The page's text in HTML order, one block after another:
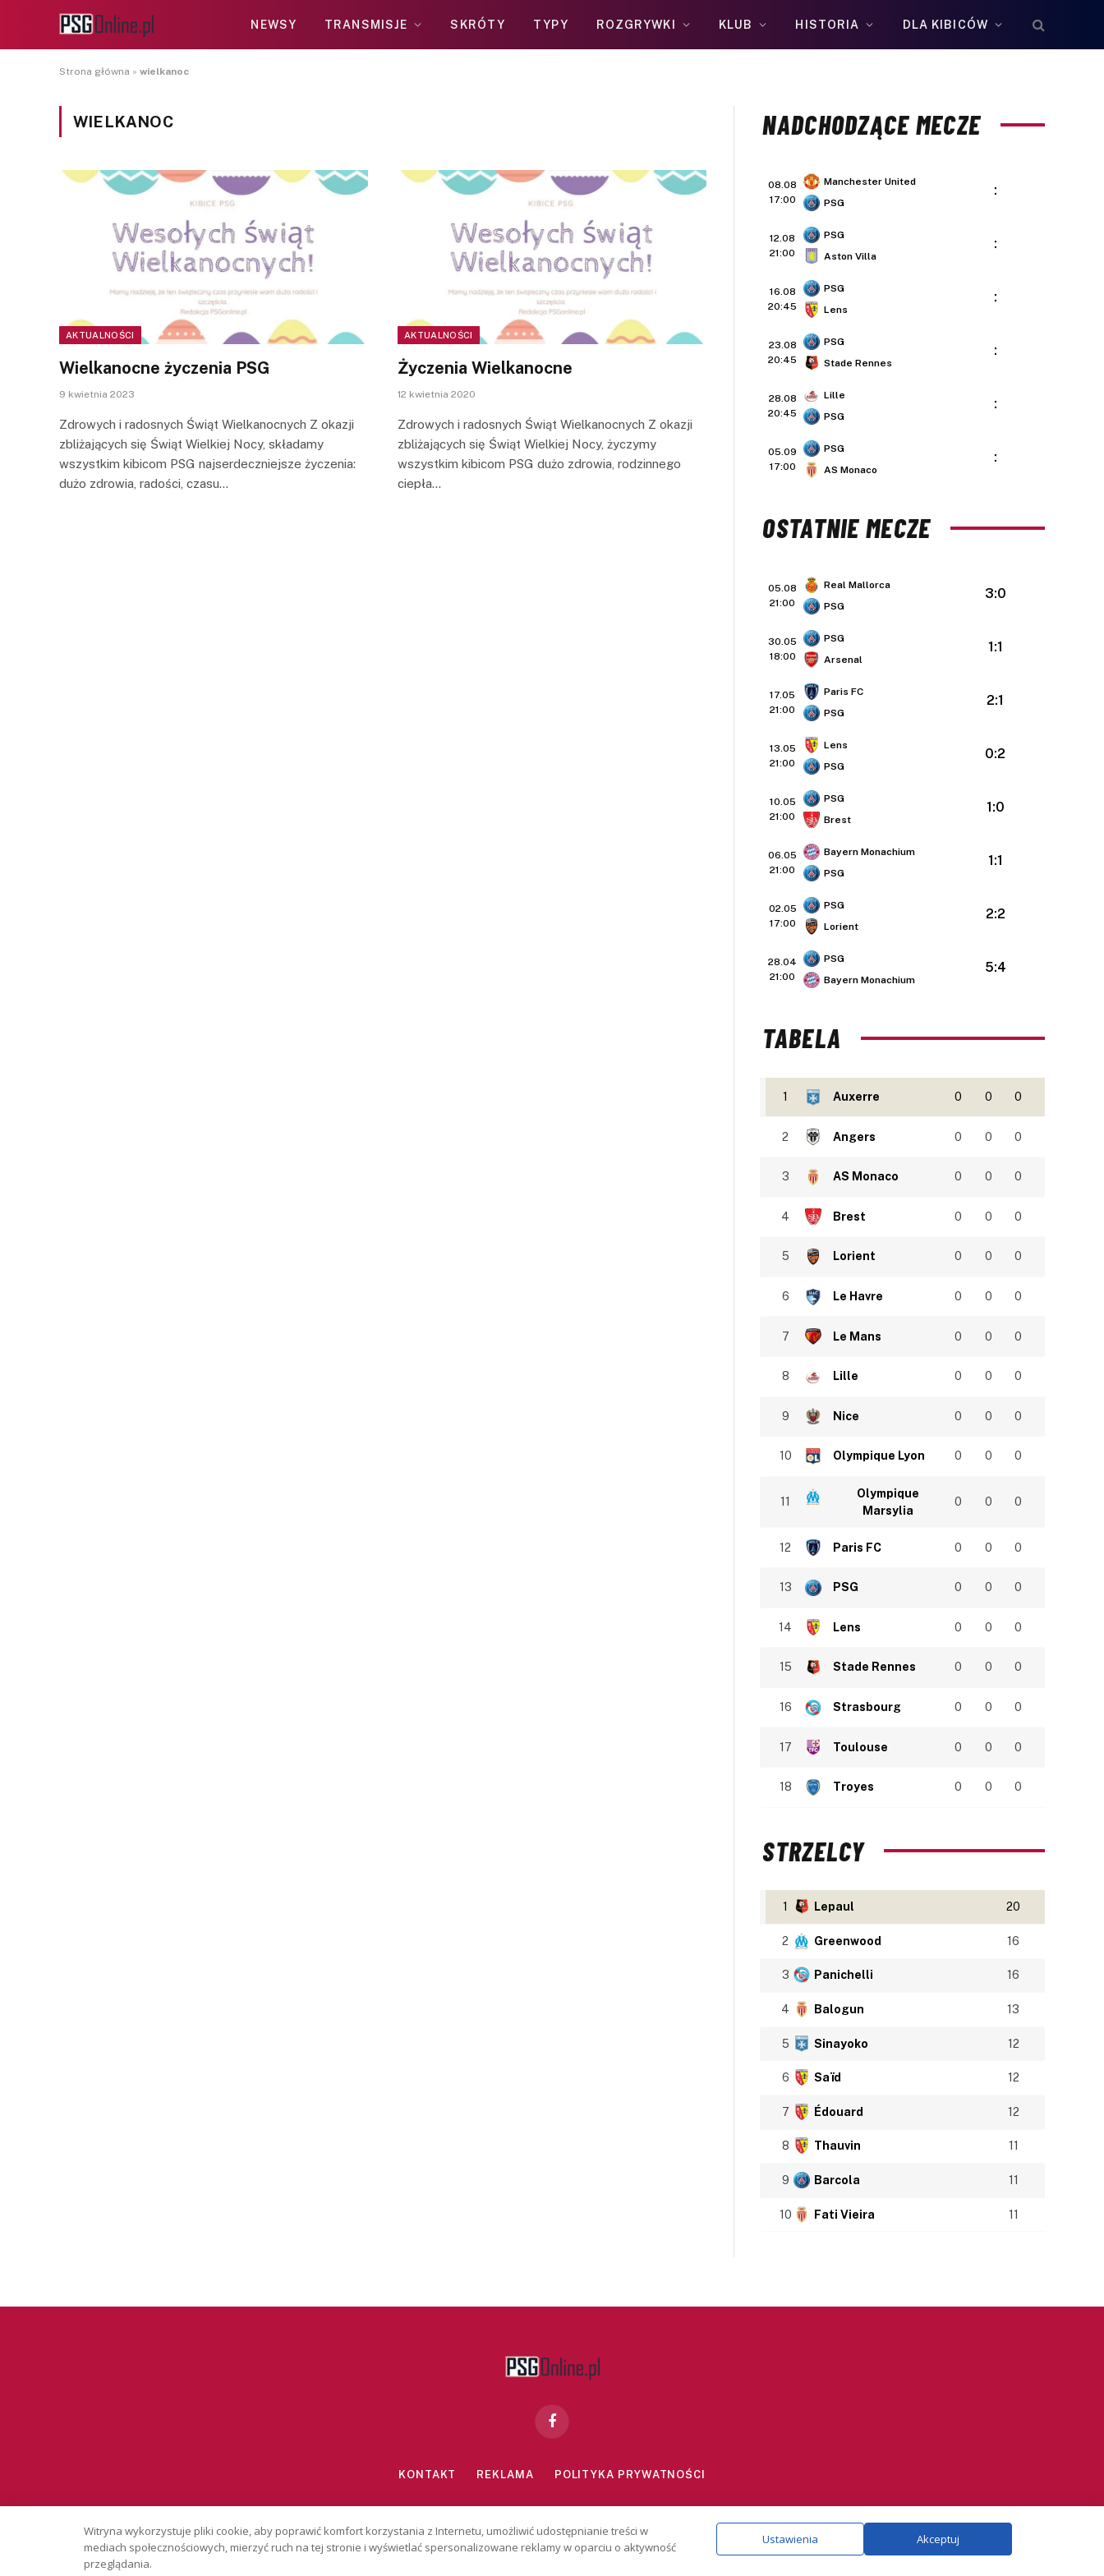
NEWSY TRANSMISJE SKRÓTY TYPY ROZGRYWKI KLUB HISTORIA DLA KIBICÓW
Strona główna » wielkanoc
WIELKANOC
AKTUALNOŚCI
Wielkanocne życzenia PSG
9 kwietnia 2023
Zdrowych i radosnych Świąt Wielkanocnych Z okazji
zbliżających się Świąt Wielkiej Nocy, składamy
wszystkim kibicom PSG najserdeczniejsze życzenia:
dużo zdrowia, radości, czasu…
AKTUALNOŚCI
Życzenia Wielkanocne
12 kwietnia 2020
Zdrowych i radosnych Świąt Wielkanocnych Z okazji
zbliżających się Świąt Wielkiej Nocy, życzymy
wszystkim kibicom PSG dużo zdrowia, rodzinnego
ciepła…
NADCHODZĄCE MECZE
08.08
17:00
Manchester United
PSG
:
12.08
21:00
PSG
Aston Villa
:
16.08
20:45
PSG
Lens
:
23.08
20:45
PSG
Stade Rennes
:
28.08
20:45
Lille
PSG
:
05.09
17:00
PSG
AS Monaco
:
OSTATNIE MECZE
05.08
21:00
Real Mallorca
PSG
3:0
30.05
18:00
PSG
Arsenal
1:1
17.05
21:00
Paris FC
PSG
2:1
13.05
21:00
Lens
PSG
0:2
10.05
21:00
PSG
Brest
1:0
06.05
21:00
Bayern Monachium
PSG
1:1
02.05
17:00
PSG
Lorient
2:2
28.04
21:00
PSG
Bayern Monachium
5:4
TABELA
1 Auxerre 0 0 0
2 Angers 0 0 0
3 AS Monaco 0 0 0
4 Brest 0 0 0
5 Lorient 0 0 0
6 Le Havre 0 0 0
7 Le Mans 0 0 0
8 Lille 0 0 0
9 Nice 0 0 0
10 Olympique Lyon 0 0 0
11
Olympique
Marsylia
0 0 0
12 Paris FC 0 0 0
13 PSG 0 0 0
14 Lens 0 0 0
15 Stade Rennes 0 0 0
16 Strasbourg 0 0 0
17 Toulouse 0 0 0
18 Troyes 0 0 0
STRZELCY
1 Lepaul 20
2 Greenwood 16
3 Panichelli 16
4 Balogun 13
5 Sinayoko 12
6 Saïd 12
7 Édouard 12
8 Thauvin 11
9 Barcola 11
10 Fati Vieira 11
Facebook
KONTAKT REKLAMA POLITYKA PRYWATNOŚCI
Copyright © 2026 PSGonline.pl
Witryna wykorzystuje pliki cookie, aby poprawić komfort korzystania z Internetu, umożliwić udostępnianie treści w
mediach społecznościowych, mierzyć ruch na tej stronie i wyświetlać spersonalizowane reklamy w oparciu o aktywność
przeglądania.
Ustawienia Akceptuj